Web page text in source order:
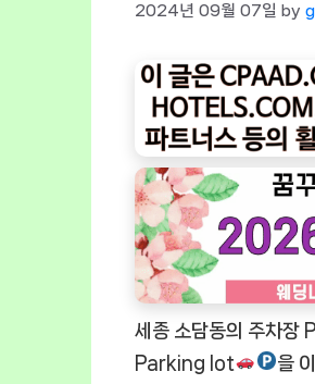
2024년 09월 07일 by
세종 소담동의 주차
Parking lot
을